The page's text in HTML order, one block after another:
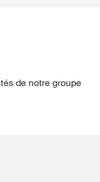
de notre groupe